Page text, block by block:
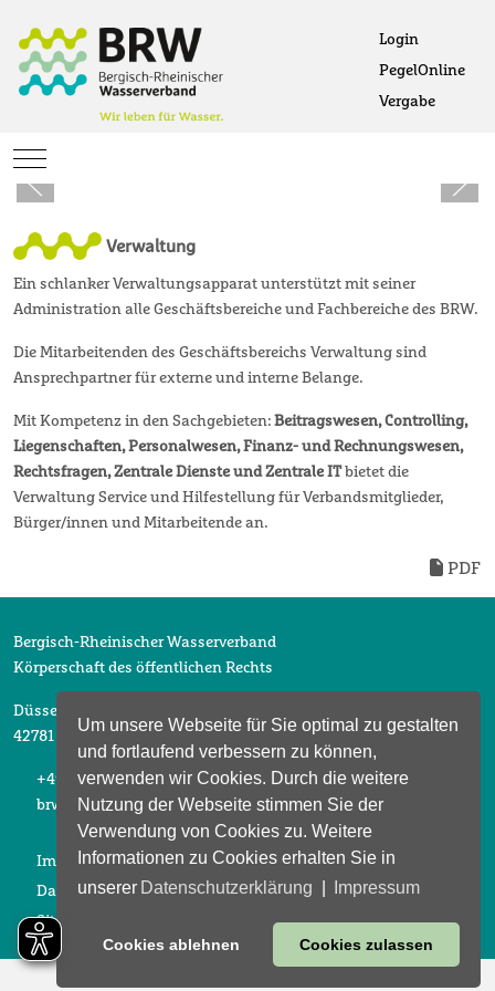
Um unsere Webseite für Sie optimal zu gestalten
und fortlaufend verbessern zu können,
verwenden wir Cookies. Durch die weitere
Nutzung der Webseite stimmen Sie der
Verwendung von Cookies zu. Weitere
Informationen zu Cookies erhalten Sie in
unserer Datenschutzerklärung Impressum
Cookies ablehnen Cookies zulassen
Login
PegelOnline
Vergabe
Mobile Menu Toggle
PDF
Verwaltung
Ein schlanker Verwaltungsapparat unterstützt mit seiner
Administration alle Geschäftsbereiche und Fachbereiche des BRW.
Die Mitarbeitenden des Geschäftsbereichs Verwaltung sind
Ansprechpartner für externe und interne Belange.
Mit Kompetenz in den Sachgebieten: Beitragswesen, Controlling,
Liegenschaften, Personalwesen, Finanz- und Rechnungswesen,
Rechtsfragen, Zentrale Dienste und Zentrale ITbietet die
Verwaltung Service und Hilfestellung für Verbandsmitglieder,
Bürger/innen und Mitarbeitende an.
Bergisch-Rheinischer Wasserverband
Körperschaft des öffentlichen Rechts
Düsselberger Straße 2
42781 Haan
+49 2104 6913 0
brw@brw-haan.de
Impressum
Datenschutz
Sitemap